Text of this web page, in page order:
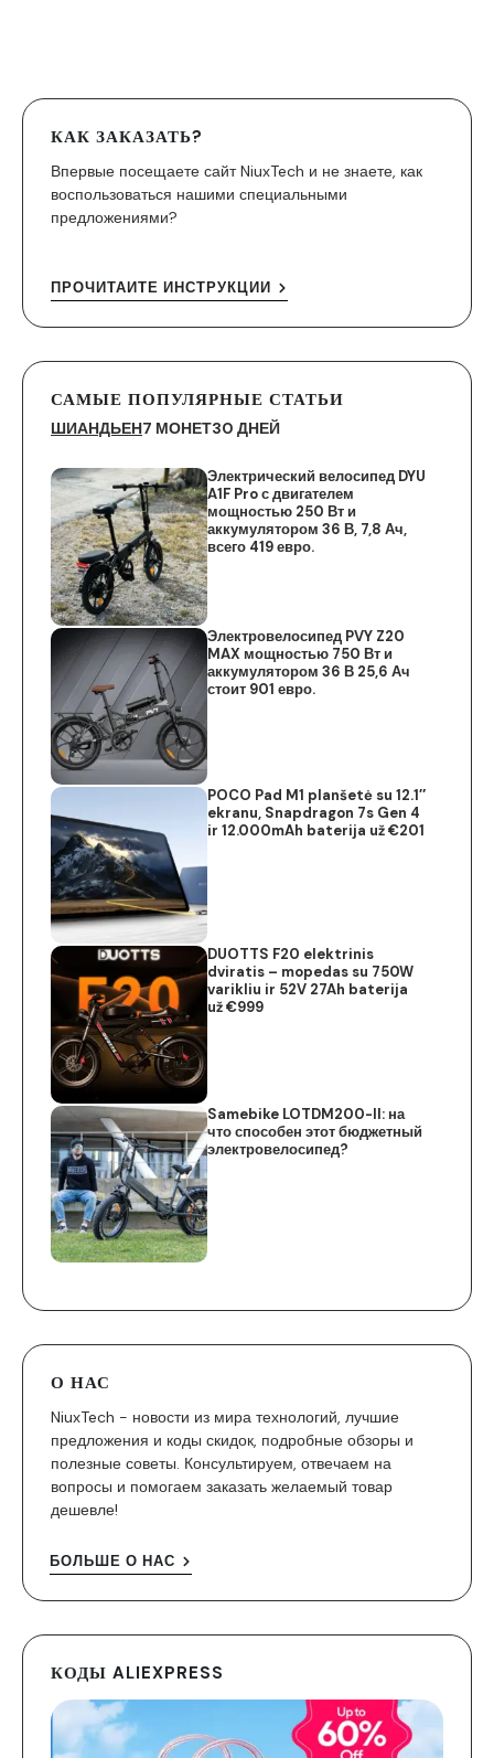
КАК ЗАКАЗАТЬ?
Впервые посещаете сайт NiuxTech и не знаете, как
воспользоваться нашими специальными
предложениями?
ПРОЧИТАЙТЕ ИНСТРУКЦИИ
САМЫЕ ПОПУЛЯРНЫЕ СТАТЬИ
ШИАНДЬЕН7 МОНЕТ30 ДНЕЙ
Электрический велосипед DYU
A1F Pro с двигателем
мощностью 250 Вт и
аккумулятором 36 В, 7,8 Ач,
всего 419 евро.
Электровелосипед PVY Z20
MAX мощностью 750 Вт и
аккумулятором 36 В 25,6 Ач
стоит 901 евро.
POCO Pad M1 planšetė su 12.1″
ekranu, Snapdragon 7s Gen 4
ir 12.000mAh baterija už €201
DUOTTS F20 elektrinis
dviratis – mopedas su 750W
varikliu ir 52V 27Ah baterija
už €999
Samebike LOTDM200-II: на
что способен этот бюджетный
электровелосипед?
О НАС
NiuxTech - новости из мира технологий, лучшие
предложения и коды скидок, подробные обзоры и
полезные советы. Консультируем, отвечаем на
вопросы и помогаем заказать желаемый товар
дешевле!
БОЛЬШЕ О НАС
КОДЫ ALIEXPRESS